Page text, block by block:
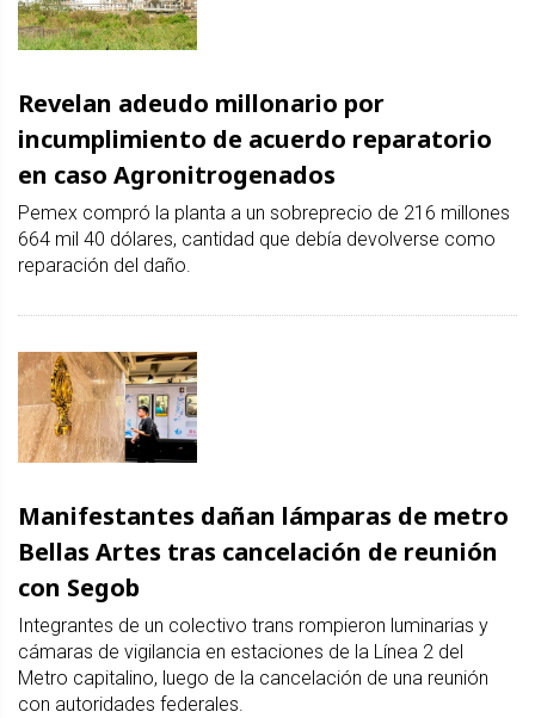
Revelan adeudo millonario por
incumplimiento de acuerdo reparatorio
en caso Agronitrogenados
Pemex compró la planta a un sobreprecio de 216 millones
664 mil 40 dólares, cantidad que debía devolverse como
reparación del daño.
Manifestantes dañan lámparas de metro
Bellas Artes tras cancelación de reunión
con Segob
Integrantes de un colectivo trans rompieron luminarias y
cámaras de vigilancia en estaciones de la Línea 2 del
Metro capitalino, luego de la cancelación de una reunión
con autoridades federales.